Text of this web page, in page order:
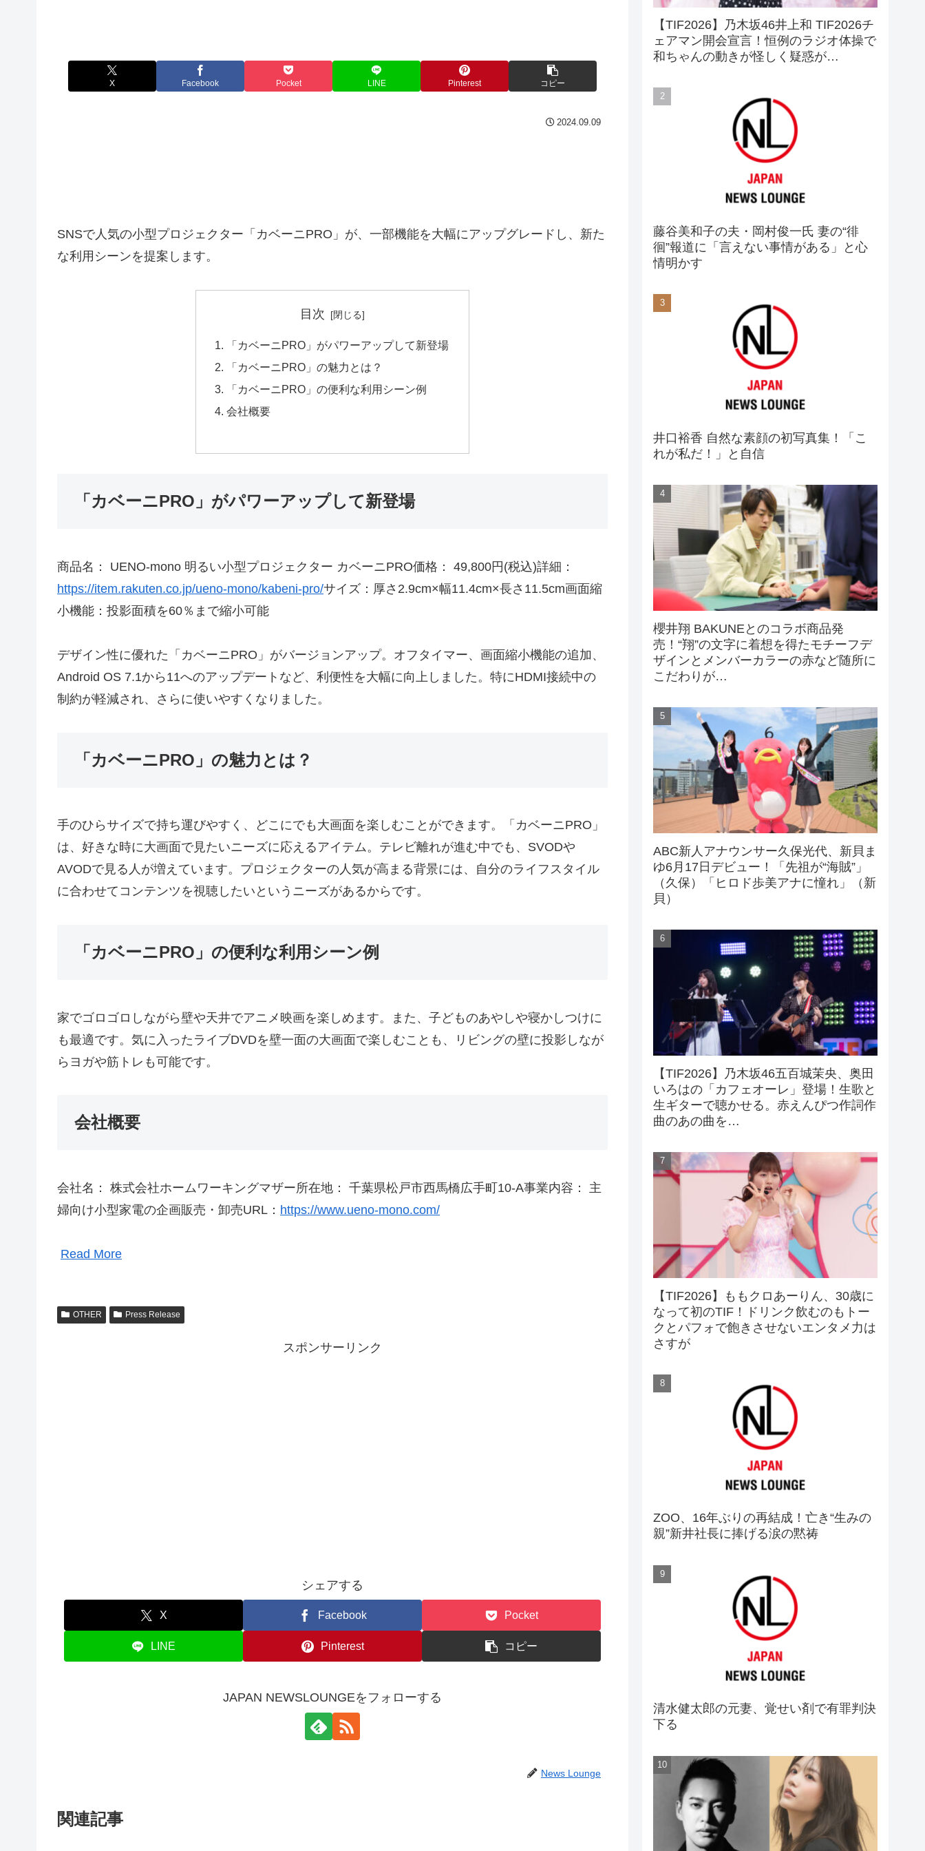
X Facebook Pocket LINE Pinterest コピー
2024.09.09
SNSで人気の小型プロジェクター「カベーニPRO」が、一部機能を大幅にアップグレードし、新た
な利用シーンを提案します。
目次
「カベーニPRO」がパワーアップして新登場
「カベーニPRO」の魅力とは？
「カベーニPRO」の便利な利用シーン例
会社概要
「カベーニPRO」がパワーアップして新登場
商品名： UENO-mono 明るい小型プロジェクター カベーニPRO価格： 49,800円(税込)詳細：
https://item.rakuten.co.jp/ueno-mono/kabeni-pro/サイズ：厚さ2.9cm×幅11.4cm×長さ11.5cm画面縮
小機能：投影面積を60％まで縮小可能
デザイン性に優れた「カベーニPRO」がバージョンアップ。オフタイマー、画面縮小機能の追加、
Android OS 7.1から11へのアップデートなど、利便性を大幅に向上しました。特にHDMI接続中の
制約が軽減され、さらに使いやすくなりました。
「カベーニPRO」の魅力とは？
手のひらサイズで持ち運びやすく、どこにでも大画面を楽しむことができます。「カベーニPRO」
は、好きな時に大画面で見たいニーズに応えるアイテム。テレビ離れが進む中でも、SVODや
AVODで見る人が増えています。プロジェクターの人気が高まる背景には、自分のライフスタイル
に合わせてコンテンツを視聴したいというニーズがあるからです。
「カベーニPRO」の便利な利用シーン例
家でゴロゴロしながら壁や天井でアニメ映画を楽しめます。また、子どものあやしや寝かしつけに
も最適です。気に入ったライブDVDを壁一面の大画面で楽しむことも、リビングの壁に投影しなが
らヨガや筋トレも可能です。
会社概要
会社名： 株式会社ホームワーキングマザー所在地： 千葉県松戸市西馬橋広手町10-A事業内容： 主
婦向け小型家電の企画販売・卸売URL： https://www.ueno-mono.com/
Read More
OTHER Press Release
スポンサーリンク
シェアする
X Facebook Pocket
LINE Pinterest コピー
JAPAN NEWSLOUNGEをフォローする
News Lounge
関連記事
【TIF2026】乃木坂46井上和 TIF2026チ
ェアマン開会宣言！恒例のラジオ体操で
和ちゃんの動きが怪しく疑惑が…
藤谷美和子の夫・岡村俊一氏 妻の“徘
徊”報道に「言えない事情がある」と心
情明かす
井口裕香 自然な素顔の初写真集！「こ
れが私だ！」と自信
櫻井翔 BAKUNEとのコラボ商品発
売！“翔”の文字に着想を得たモチーフデ
ザインとメンバーカラーの赤など随所に
こだわりが…
ABC新人アナウンサー久保光代、新貝ま
ゆ6月17日デビュー！「先祖が“海賊”」
（久保）「ヒロド歩美アナに憧れ」（新
貝）
【TIF2026】乃木坂46五百城茉央、奥田
いろはの「カフェオーレ」登場！生歌と
生ギターで聴かせる。赤えんぴつ作詞作
曲のあの曲を…
【TIF2026】ももクロあーりん、30歳に
なって初のTIF！ドリンク飲むのもトー
クとパフォで飽きさせないエンタメ力は
さすが
ZOO、16年ぶりの再結成！亡き“生みの
親”新井社長に捧げる涙の黙祷
清水健太郎の元妻、覚せい剤で有罪判決
下る